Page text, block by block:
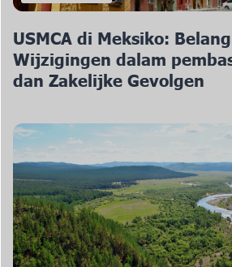
USMCA di Meksiko:
Wijzigingen dalam
dan Zakelijke Gevolgen